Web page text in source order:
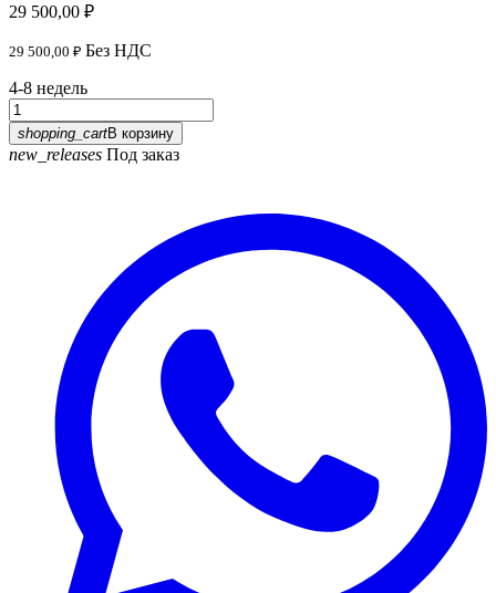
29 500,00 ₽
29 500,00 ₽ Без НДС
4-8 недель
shopping_cartВ корзину
new_releases Под заказ